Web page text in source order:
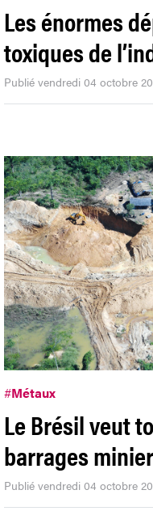
Les énormes
toxiques de
Publié vendredi 04 octobre
#Métaux
Le Brésil veut
barrages
Publié vendredi 04 octobre